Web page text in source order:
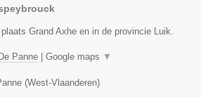
Grand Axhe en in de provincie Luik.
De Panne Google maps ▼
(West-Vlaanderen)